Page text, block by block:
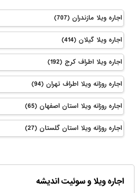
اجاره ویلا مازندران (707)
اجاره ویلا گیلان (414)
اجاره ویلا اطراف کرج (192)
اجاره روزانه ویلا اطراف تهران (94)
اجاره روزانه ویلا استان اصفهان (65)
اجاره روزانه ویلا استان گلستان (27)
اجاره ویلا و سوئیت اندیشه